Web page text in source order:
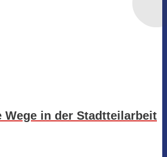
Wege in der Stadtteilarbeit